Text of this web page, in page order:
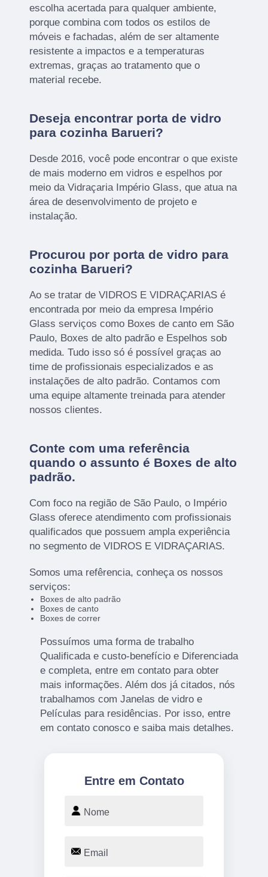
escolha acertada para qualquer ambiente,
porque combina com todos os estilos de
móveis e fachadas, além de ser altamente
resistente a impactos e a temperaturas
extremas, graças ao tratamento que o
material recebe.
Deseja encontrar porta de vidro
para cozinha Barueri?
Desde 2016, você pode encontrar o que existe
de mais moderno em vidros e espelhos por
meio da Vidraçaria Império Glass, que atua na
área de desenvolvimento de projeto e
instalação.
Procurou por porta de vidro para
cozinha Barueri?
Ao se tratar de VIDROS E VIDRAÇARIAS é
encontrada por meio da empresa Império
Glass serviços como Boxes de canto em São
Paulo, Boxes de alto padrão e Espelhos sob
medida. Tudo isso só é possível graças ao
time de profissionais especializados e as
instalações de alto padrão. Contamos com
uma equipe altamente treinada para atender
nossos clientes.
Conte com uma referência
quando o assunto é Boxes de alto
padrão.
Com foco na região de São Paulo, o Império
Glass oferece atendimento com profissionais
qualificados que possuem ampla experiência
no segmento de VIDROS E VIDRAÇARIAS.
Somos uma refêrencia, conheça os nossos
serviços:
Boxes de alto padrão
Boxes de canto
Boxes de correr
Possuímos uma forma de trabalho
Qualificada e custo-benefício e Diferenciada
e completa, entre em contato para obter
mais informações. Além dos já citados, nós
trabalhamos com Janelas de vidro e
Películas para residências. Por isso, entre
em contato conosco e saiba mais detalhes.
Entre em Contato